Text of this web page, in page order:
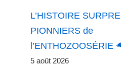
L’HISTOIRE
PIONNIERS de
l’ENTHOZOOSÉRIE
5 août 2026